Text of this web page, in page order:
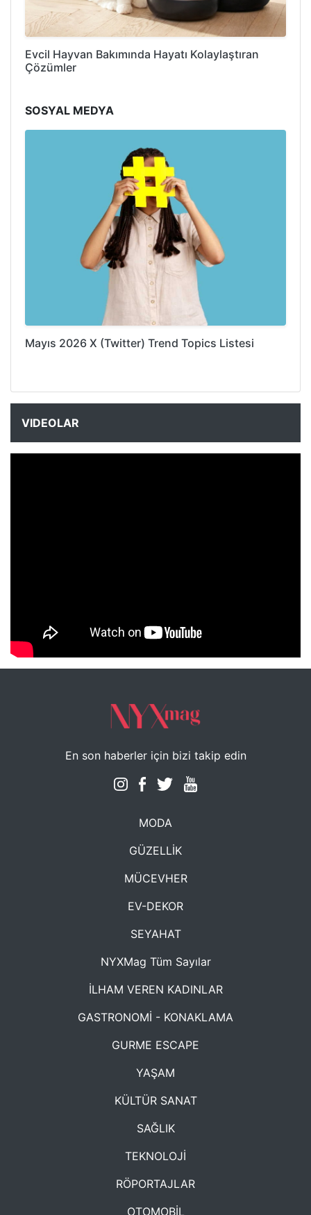
Evcil Hayvan Bakımında Hayatı Kolaylaştıran
Çözümler
SOSYAL MEDYA
Mayıs 2026 X (Twitter) Trend Topics Listesi
VIDEOLAR
NYXmag 2. Yaş Kutlama Etkinliği
En son haberler için bizi takip edin
MODA
GÜZELLİK
MÜCEVHER
EV-DEKOR
SEYAHAT
NYXMag Tüm Sayılar
İLHAM VEREN KADINLAR
GASTRONOMİ - KONAKLAMA
GURME ESCAPE
YAŞAM
KÜLTÜR SANAT
SAĞLIK
TEKNOLOJİ
RÖPORTAJLAR
OTOMOBİL